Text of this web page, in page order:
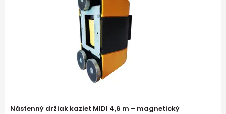
Nástenný držiak kaziet MIDI 4,6 m – magnetický